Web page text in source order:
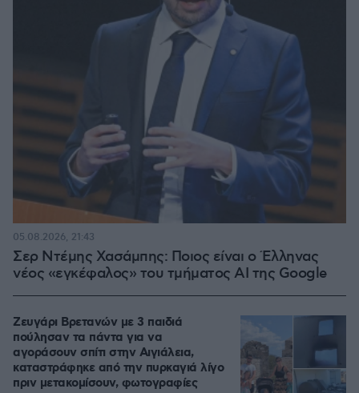
Σερ Ντέμης Χασάμπης: Ποιος είναι ο Έλληνας
νέος «εγκέφαλος» του τμήματος AI της Google
05.08.2026, 21:43
Ζευγάρι Βρετανών με 3 παιδιά
πούλησαν τα πάντα για να
αγοράσουν σπίτι στην Αιγιάλεια,
καταστράφηκε από την πυρκαγιά λίγο
πριν μετακομίσουν, φωτογραφίες